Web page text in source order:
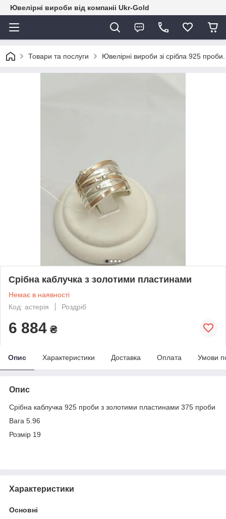
Ювелірні вироби від компаніі Ukr-Gold
Товари та послуги Ювелірні вироби зі срібла 925 проби.
Срібна каблучка з золотими пластинами
Немає в наявності
Код: астерія
Роздріб
6 884 ₴
Опис Характеристики Доставка Оплата Умови
Опис
Срібна каблучка 925 проби з золотими пластинами 375 проби
Вага 5.96
Розмір 19
Характеристики
Основні